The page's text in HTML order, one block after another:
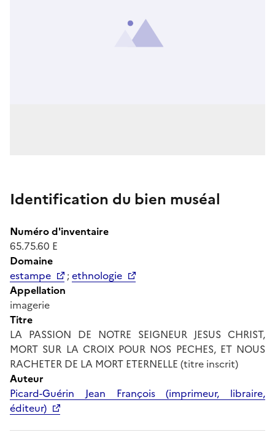
Identification du bien muséal
Numéro d'inventaire
65.75.60 E
Domaine
estampe
;ethnologie
Appellation
imagerie
Titre
LA PASSION DE NOTRE SEIGNEUR JESUS CHRIST,
MORT SUR LA CROIX POUR NOS PECHES, ET NOUS
RACHETER DE LA MORT ETERNELLE (titre inscrit)
Auteur
Picard-Guérin Jean François (imprimeur, libraire,
éditeur)